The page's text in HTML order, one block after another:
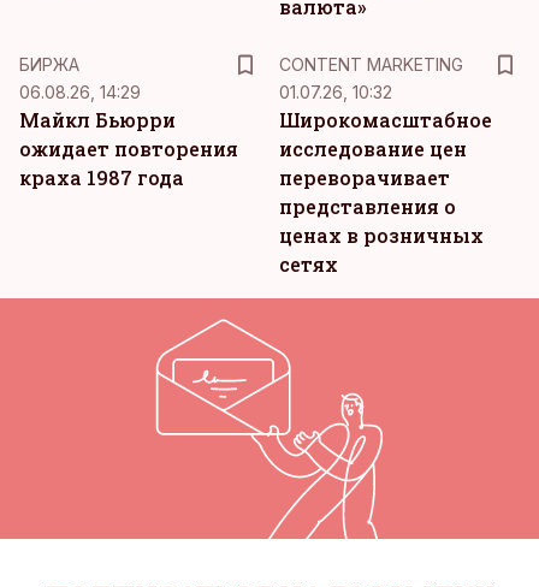
валюта»
БИРЖА
06.08.26, 14:29
Майкл Бьюрри
ожидает повторения
краха 1987 года
CONTENT MARKETING
01.07.26, 10:32
Широкомасштабное
исследование цен
переворачивает
представления о
ценах в розничных
сетях